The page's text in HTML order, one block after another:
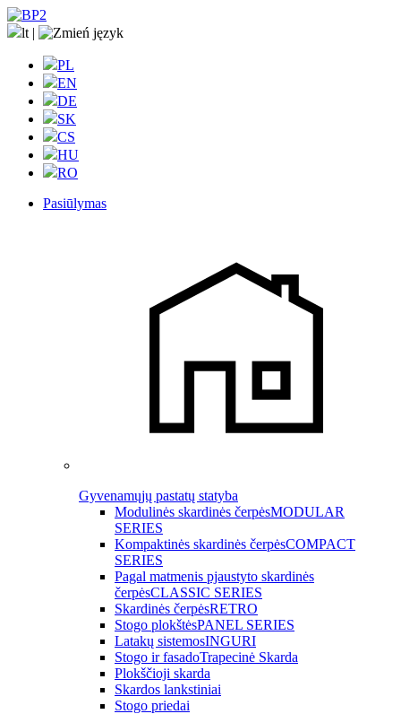
lt |
PL
EN
DE
SK
CS
HU
RO
Pasiūlymas
Gyvenamųjų pastatų statyba
Modulinės skardinės čerpėsMODULAR
SERIES
Kompaktinės skardinės čerpėsCOMPACT
SERIES
Pagal matmenis pjaustyto skardinės
čerpėsCLASSIC SERIES
Skardinės čerpėsRETRO
Stogo plokštėsPANEL SERIES
Latakų sistemosINGURI
Stogo ir fasadoTrapecinė Skarda
Plokščioji skarda
Skardos lankstiniai
Stogo priedai